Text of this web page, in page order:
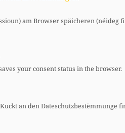
qu’il peut
la Ministre de la
contractés auprès des
concernés par cet
bénéficiaires au titre
am Browser späicheren (néideg
your consent status in the browser.
an den Dateschutzbestëmmunge